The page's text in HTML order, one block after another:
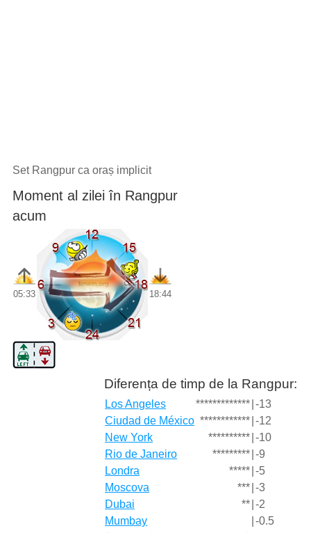
Set Rangpur ca oraș implicit
Moment al zilei în Rangpur
acum
05:33 18:44
Diferența de timp de la Rangpur:
Los Angeles ************* -13
Ciudad de México ************ -12
New York
********** -10
Rio de Janeiro
********* -9
Londra
***** -5
Moscova
*** -3
Dubai
** -2
Mumbay
-0.5